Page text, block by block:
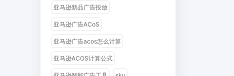
亚马逊新品广告投放
亚马逊广告ACoS
亚马逊广告acos怎么计算
亚马逊ACOS计算公式